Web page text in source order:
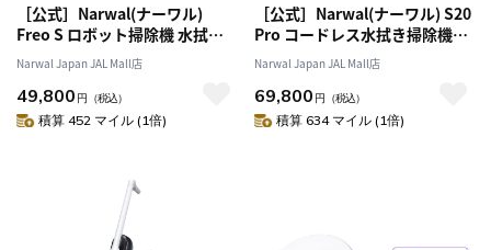
［公式］Narwal(ナーワル)
Freo S ロボット掃除機 水拭き
両用 小型 自動ゴミ収集機能
8000Pa強力吸引 180日間のゴミ
捨てサイクル LiDARナビゲーシ
ョン搭載 障害物回避機能 ペッ
御 1年メーカー保証
Narwal Japan JAL Mall店
49,800 円 （税込）
積算 452 マイル (1倍)
［公式］Narwal(ナーワル) S20
Pro コードレス水拭き掃除機
20,000Pa強力吸引 モップ自動
洗浄機能付き 乾湿両用 家具の
下も清掃可能 フローリング、タ
イル、石床専用 絡まりゼロブラ
Narwal Japan JAL Mall店
69,800 円 （税込）
積算 634 マイル (1倍)